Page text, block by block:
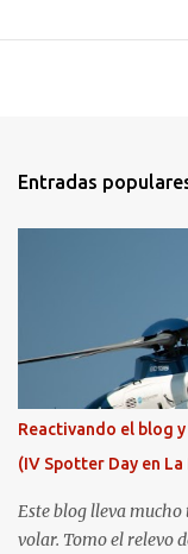
Entradas
Reactivando el blog
(IV Spotter Day en
Este blog lleva
volar. Tomo el relevo